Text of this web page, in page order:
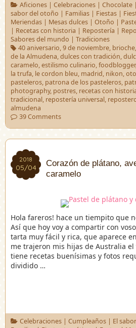
Aficiones| Celebraciones| Chocolate|
sabor del otoño | Familias | Fiestas |
Meriendas | Mesas dulces | Otoño |
| Recetas con historia | Repostería |
Sabores del mundo | Tradiciones
40 aniversario,9 de noviembre, brioche,
de la Almudena,dulces con tradición,
caramelo,estilismo culinario,foodblogger
la trufa, le cordon bleu, madrid, nikon,
pasteleros, patrona de los pasteleros,
photography, postres, recetas con
tradicional, repostería universal,
almudena
39 Comments
2018
05/04
2018
05/04
Corazón de plátano,
caramelo
Hola fareros! hace un tiempito que
Así que hoy voy a compartir con
tarta muy fácil y rica, que aparece
me trajeron mis hijas de Australia
tiene recetas buenísimas y fotos
dividido …
Celebraciones| Cumpleaños| El